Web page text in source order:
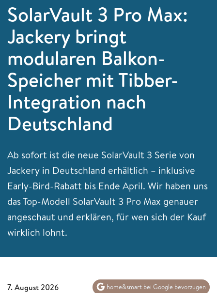
SolarVault 3 Pro Max:
Jackery bringt
modularen Balkon-
Speicher mit Tibber-
Integration nach
Deutschland
Ab sofort ist die neue SolarVault 3 Serie von
Jackery in Deutschland erhältlich – inklusive
Early-Bird-Rabatt bis Ende April. Wir haben uns
das Top-Modell SolarVault 3 Pro Max genauer
angeschaut und erklären, für wen sich der Kauf
wirklich lohnt.
7. August 2026 home&smart bei Google bevorzugen